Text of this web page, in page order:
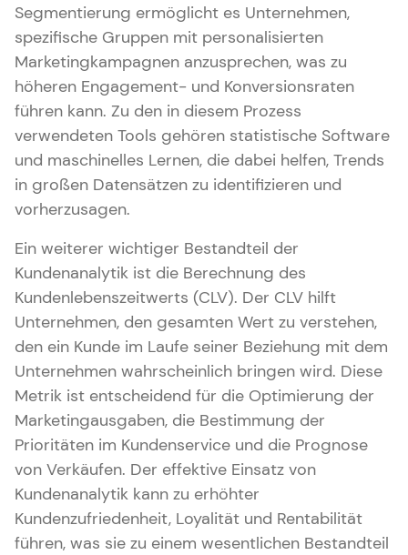
Segmentierung ermöglicht es Unternehmen,
spezifische Gruppen mit personalisierten
Marketingkampagnen anzusprechen, was zu
höheren Engagement- und Konversionsraten
führen kann. Zu den in diesem Prozess
verwendeten Tools gehören statistische Software
und maschinelles Lernen, die dabei helfen, Trends
in großen Datensätzen zu identifizieren und
vorherzusagen.
Ein weiterer wichtiger Bestandteil der
Kundenanalytik ist die Berechnung des
Kundenlebenszeitwerts (CLV). Der CLV hilft
Unternehmen, den gesamten Wert zu verstehen,
den ein Kunde im Laufe seiner Beziehung mit dem
Unternehmen wahrscheinlich bringen wird. Diese
Metrik ist entscheidend für die Optimierung der
Marketingausgaben, die Bestimmung der
Prioritäten im Kundenservice und die Prognose
von Verkäufen. Der effektive Einsatz von
Kundenanalytik kann zu erhöhter
Kundenzufriedenheit, Loyalität und Rentabilität
führen, was sie zu einem wesentlichen Bestandteil